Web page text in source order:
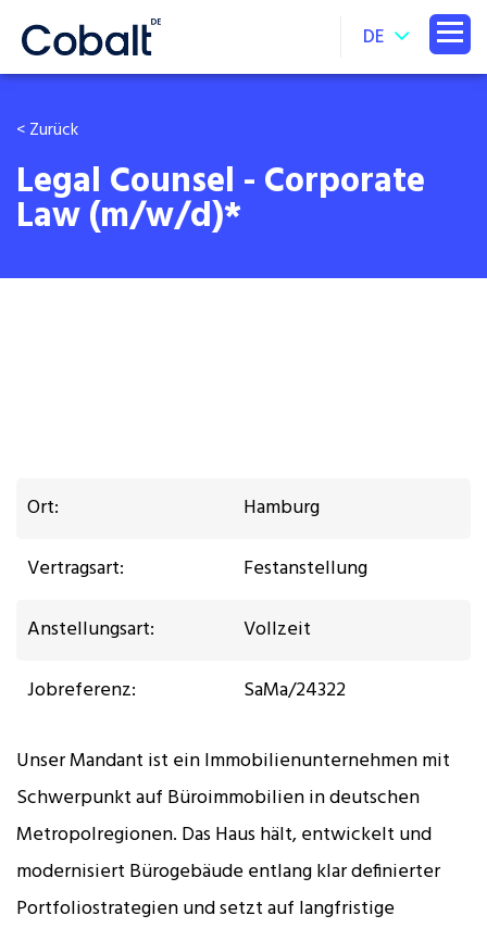
DE
< Zurück
Legal Counsel - Corporate
Law (m/w/d)*
Ort:
Hamburg
Vertragsart:
Festanstellung
Anstellungsart:
Vollzeit
Jobreferenz:
SaMa/24322
Unser Mandant ist ein Immobilienunternehmen mit
Schwerpunkt auf Büroimmobilien in deutschen
Metropolregionen. Das Haus hält, entwickelt und
modernisiert Bürogebäude entlang klar definierter
Portfoliostrategien und setzt auf langfristige